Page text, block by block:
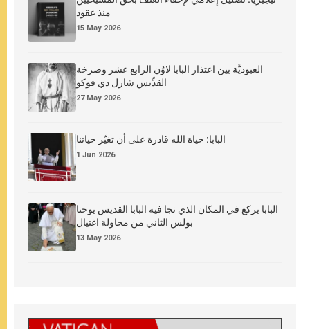
منذ عقود
15 May 2026
العبوديَّة بين اعتذار البابا لاوُن الرابع عشر وصرخة
القدِّيس شارل دي فوكو
27 May 2026
البابا: حياة الله قادرة على أن تغيّر حياتنا
1 Jun 2026
البابا يركع في المكان الذي نجا فيه البابا القديس يوحنا
بولس الثاني من محاولة اغتيال
13 May 2026